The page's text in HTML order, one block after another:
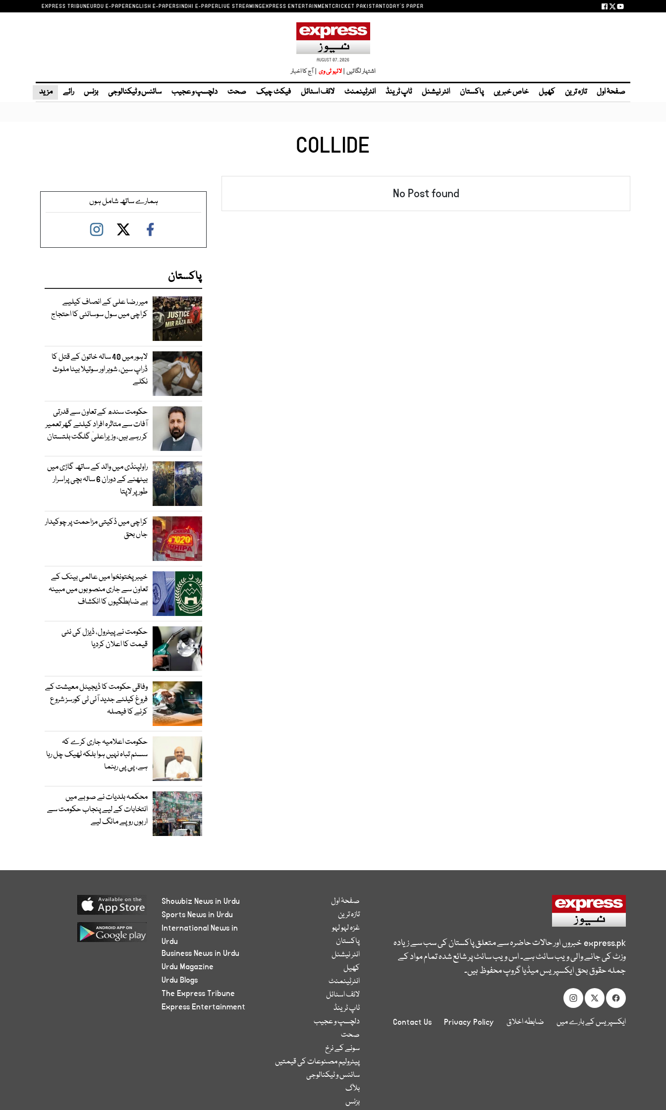
EXPRESS TRIBUNEURDU E-PAPERENGLISH E-PAPERSINDHI E-PAPERLIVE STREAMINGEXPRESS ENTERTAINMENTCRICKET PAKISTANTODAY'S PAPER
AUGUST 07, 2026
اشتہار لگائیں | | آج کا اخبار
صفحۂ اول تازہ ترین کھیل خاص خبریں پاکستان انٹر نیشنل ٹاپ ٹرینڈ انٹرٹینمنٹ لائف اسٹائل فیکٹ چیک صحت دلچسپ و عجیب سائنس و ٹیکنالوجی بزنس رائے مزید
COLLIDE
No Post found ہمارے ساتھ شامل ہوں
پاکستان
میر رضا علی کے انصاف کیلیے
کراچی میں سول سوسائٹی کا احتجاج
لاہور میں 40 سالہ خاتون کے قتل کا
ڈراپ سین، شوہر اور سوتیلا بیٹا ملوث
نکلے
حکومت سندھ کے تعاون سے قدرتی
آفات سے متاثرہ افراد کیلئے گھر تعمیر
کر رہے ہیں، وزیراعلیٰ گلگت بلتستان
راولپنڈی میں والد کے ساتھ گاڑی میں
بیٹھنے کے دوران 6 سالہ بچی پراسرار
طور پر لاپتا
کراچی میں ڈکیتی مزاحمت پر چوکیدار
جاں بحق
خیبرپختونخوا میں عالمی بینک کے
تعاون سے جاری منصوبوں میں مبینہ
بے ضابطگیوں کا انکشاف
حکومت نے پیٹرول، ڈیزل کی نئی
قیمت کا اعلان کردیا
وفاقی حکومت کا ڈیجیٹل معیشت کے
فروغ کیلئے جدید آئی ٹی کورسز شروع
کرنے کا فیصلہ
حکومت اعلامیہ جاری کرے کہ
سسٹم تباہ نہیں ہوا بلکہ ٹھیک چل رہا
ہے، پی پی رہنما
محکمہ بلدیات نے صوبے میں
انتخابات کے لیے پنجاب حکومت سے
اربوں روپے مانگ لیے
express.pkخبروں اور حالات حاضرہ سے متعلق پاکستان کی سب سے زیادہ
وزٹ کی جانے والی ویب سائٹ ہے۔ اس ویب سائٹ پر شائع شدہ تمام مواد کے
جملہ حقوق بحق ایکسپریس میڈیا گروپ محفوظ ہیں۔
ایکسپریس کے بارے میں ضابطہ اخلاق Privacy Policy
Contact Us
صفحۂ اول
تازہ ترین
غزہ لہو لہو
پاکستان
انٹر نیشنل
کھیل
انٹرٹینمنٹ
لائف اسٹائل
ٹاپ ٹرینڈ
دلچسپ و عجیب
صحت
سونے کے نرخ
پیٹرولیم مصنوعات کی قیمتیں
سائنس و ٹیکنالوجی
بلاگ
بزنس
Showbiz News in Urdu
Sports News in Urdu
International News in
Urdu
Business News in Urdu
Urdu Magazine
Urdu Blogs
The Express Tribune
Express Entertainment